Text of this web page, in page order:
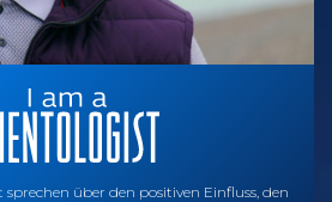
sprechen über den positiven Einfluss, den